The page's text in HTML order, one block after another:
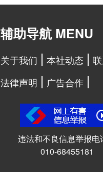
辅助导航 MENU
关于我们 本社动态
法律声明
广告合作
违法和不良信息举报电
010-68455181